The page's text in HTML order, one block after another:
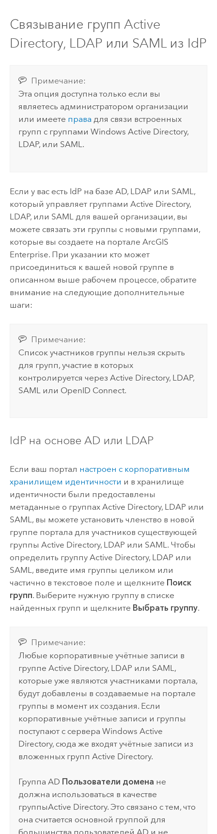
Связывание групп Active
Directory, LDAP или SAMLиз IdP
Примечание:
Эта опция доступна только если вы
являетесь администратором организации
или имеете права для связи встроенных
групп с группамиWindows Active Directory,
LDAP, или SAML .
Если у вас есть IdP на базе AD, LDAP или SAML ,
который управляет группами Active Directory,
LDAP, или SAML для вашей организации, вы
можете связать эти группы с новыми группами,
которые вы создаете на портале ArcGIS
Enterprise. При указании кто может
присоединиться к вашей новой группе в
описанном выше рабочем процессе, обратите
внимание на следующие дополнительные
шаги:
Примечание:
Список участников группы нельзя скрыть
для групп, участие в которых
контролируется через Active Directory, LDAP,
SAML или OpenID Connect.
IdP на основе AD или LDAP
Если ваш портал настроен с корпоративным
хранилищем идентичности и в хранилище
идентичности были предоставлены
метаданные о группах Active Directory, LDAP или
SAML, вы можете установить членство в новой
группе портала для участников существующей
группы Active Directory, LDAP или SAML. Чтобы
определить группу Active Directory, LDAP или
SAML, введите имя группы целиком или
частично в текстовое поле и щелкните Поиск
групп. Выберите нужную группу в списке
найденных групп и щелкните Выбрать группу.
Примечание:
Любые корпоративные учётные записи в
группеActive Directory, LDAP или SAML ,
которые уже являются участниками портала,
будут добавлены в создаваемые на портале
группы в момент их создания. Если
корпоративные учётные записи и группы
поступают с сервераWindows Active
Directory, сюда же входят учётные записи из
вложенных группActive Directory.
ГруппаAD Пользователи домена не
должна использоваться в качестве
группыActive Directory. Это связано с тем, что
она считается основной группой для